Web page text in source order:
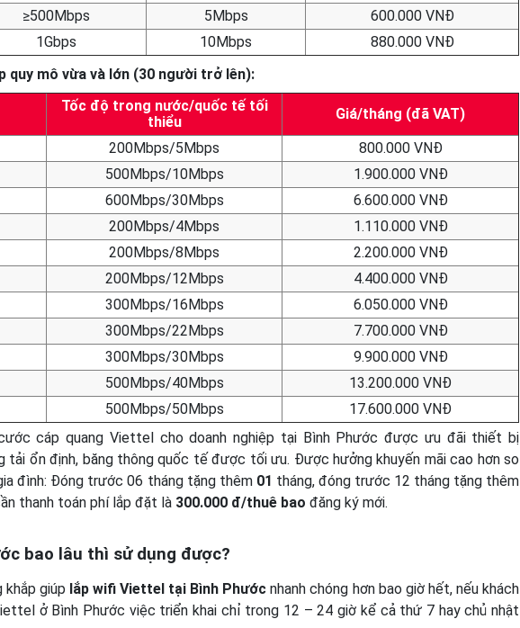
≥500Mbps 5Mbps
600.000 VNĐ
1Gbps 10Mbps
880.000 VNĐ
quy mô vừa và lớn (30 người trở lên):
Tốc độ trong nước/quốc tế tối
thiểu
Giá/tháng (đã VAT)
200Mbps/5Mbps
800.000 VNĐ
500Mbps/10Mbps
1.900.000 VNĐ
600Mbps/30Mbps
6.600.000 VNĐ
200Mbps/4Mbps
1.110.000 VNĐ
200Mbps/8Mbps
2.200.000 VNĐ
200Mbps/12Mbps
4.400.000 VNĐ
300Mbps/16Mbps
6.050.000 VNĐ
300Mbps/22Mbps
7.700.000 VNĐ
300Mbps/30Mbps
9.900.000 VNĐ
500Mbps/40Mbps
13.200.000 VNĐ
500Mbps/50Mbps
17.600.000 VNĐ
cáp quang Viettel cho doanh nghiệp tại Bình Phước được ưu đãi thiết bị
tải ổn định, băng thông quốc tế được tối ưu. Được hưởng khuyến mãi cao hơn so
đình: Đóng trước 06 tháng tặng thêm 01 tháng, đóng trước 12 tháng tặng thêm
thanh toán phí lắp đặt là 300.000 đ/thuê bao đăng ký mới.
bao lâu thì sử dụng được?
giúp lắp wifi Viettel tại Bình Phước nhanh chóng hơn bao giờ hết, nếu khách
ở Bình Phước việc triển khai chỉ trong 12 – 24 giờ kể cả thứ 7 hay chủ nhật